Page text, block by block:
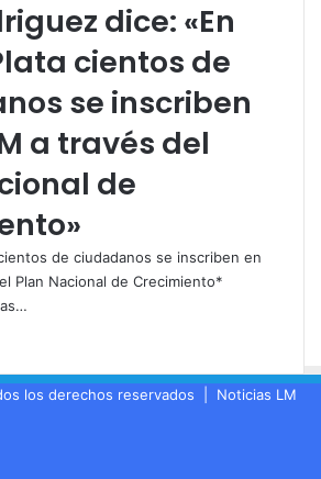
dice: «En
cientos de
se inscriben
a través del
de
de ciudadanos se inscriben en
Plan Nacional de Crecimiento*
los derechos reservados | Noticias LM